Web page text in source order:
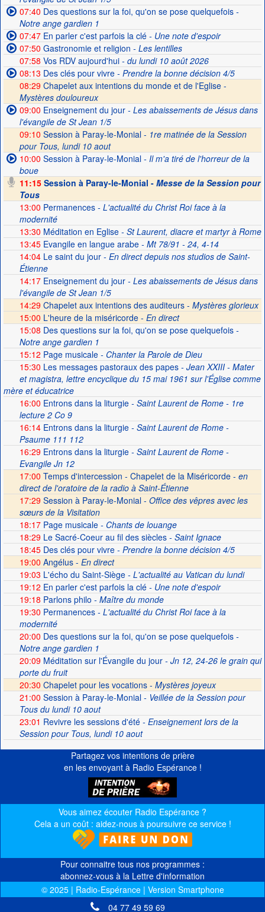
07:40 Des questions sur la foi, qu'on se pose quelquefois-
Notre ange gardien 1
07:47En parler c'est parfois la clé- Une note d'espoir
07:50 Gastronomie et religion - Les lentilles
07:58 Vos RDV aujourd'hui- du lundi 10 août 2026
08:13 Des clés pour vivre- Prendre la bonne décision 4/5
08:29 Chapelet aux intentions du monde et de l'Eglise -
Mystères douloureux
09:00 Enseignement du jour- Les abaissements de Jésus dans
l'évangile de St Jean 1/5
09:10 Session à Paray-le-Monial - 1re matinée de la Session
pour Tous, lundi 10 aout
10:00 Session à Paray-le-Monial- Il m'a tiré de l'horreur de la
boue
11:15Session à Paray-le-Monial - Messe de la Session pour
Tous
13:00 Permanences- L'actualité du Christ Roi face à la
modernité
13:30 Méditation en Eglise- St Laurent, diacre et martyr à Rome
13:45Evangile en langue arabe- Mt 78/91 - 24, 4-14
14:04Le saint du jour- En direct depuis nos studios de Saint-
Étienne
14:17Enseignement du jour- Les abaissements de Jésus dans
l'évangile de St Jean 1/5
14:29 Chapelet aux intentions des auditeurs - Mystères glorieux
15:00 L'heure de la miséricorde - En direct
15:08 Des questions sur la foi, qu'on se pose quelquefois-
Notre ange gardien 1
15:12 Page musicale- Chanter la Parole de Dieu
15:30 Les messages pastoraux des papes- Jean XXIII - Mater
et magistra, lettre encyclique du 15 mai 1961 sur l'Église comme
mère et éducatrice
16:00 Entrons dans la liturgie- Saint Laurent de Rome - 1re
lecture 2 Co 9
16:14Entrons dans la liturgie- Saint Laurent de Rome -
Psaume 111 112
16:29Entrons dans la liturgie- Saint Laurent de Rome -
Evangile Jn 12
17:00 Temps d'intercession - Chapelet de la Miséricorde - en
direct de l'oratoire de la radio à Saint-Étienne
17:29 Session à Paray-le-Monial - Office des vêpres avec les
sœurs de la Visitation
18:17Page musicale- Chants de louange
18:29Le Sacré-Coeur au fil des siècles- Saint Ignace
18:45Des clés pour vivre- Prendre la bonne décision 4/5
19:00 Angélus - En direct
19:03 L'écho du Saint-Siège- L'actualité au Vatican du lundi
19:12 En parler c'est parfois la clé- Une note d'espoir
19:18 Parlons philo - Maître du monde
19:30 Permanences- L'actualité du Christ Roi face à la
modernité
20:00 Des questions sur la foi, qu'on se pose quelquefois-
Notre ange gardien 1
20:09Méditation sur l'Évangile du jour- Jn 12, 24-26 le grain qui
porte du fruit
20:30 Chapelet pour les vocations - Mystères joyeux
21:00 Session à Paray-le-Monial- Veillée de la Session pour
Tous du lundi 10 aout
23:01 Revivre les sessions d'été- Enseignement lors de la
Session pour Tous, lundi 10 aout
Partagez vos intentions de prière
en les envoyant à Radio Espérance !
Vous aimez écouter Radio Espérance ?
Cela a un coût : aidez-nous à poursuivre ce service !
Pour connaitre tous nos programmes :
abonnez-vous à la Lettre d'information
© 2025 | Radio-Espérance | Version Smartphone
04 77 49 59 69